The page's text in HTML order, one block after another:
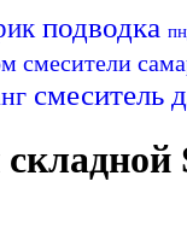
подводка
смесители
смеситель